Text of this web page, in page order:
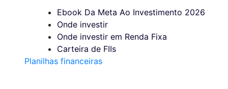
Ebook Da Meta Ao Investimento 2026
Onde investir
Onde investir em Renda Fixa
Carteira de FIIs
Planilhas financeiras